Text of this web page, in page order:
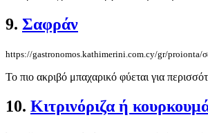
9. Σαφράν
https://gastronomos.kathimerini.com.cy/gr/proionta/
Το πιο ακριβό μπαχαρικό φύεται για
10. Κιτρινόριζα ή